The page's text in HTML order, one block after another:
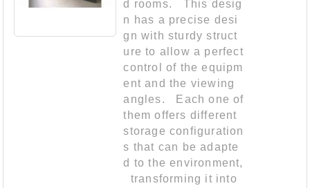
d rooms. This desig
n has a precise desi
gn with sturdy struct
ure to allow a perfect
control of the equipm
ent and the viewing
angles. Each one of
them offers different
storage configuration
s that can be adapte
d to the environment,
transforming it into